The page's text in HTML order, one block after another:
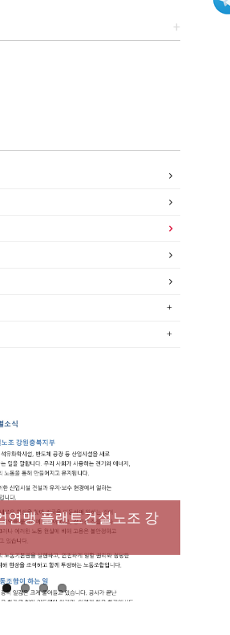
+
죽음, HL만도가 책임져
사고의 철저한 진상규명
련하라
연맹 플랜트건설노조 강
] 폭염감시단 사업 이모저
비스연맹 전국학교비정
부 김유미 춘천지회장
노동자 합창단 모임